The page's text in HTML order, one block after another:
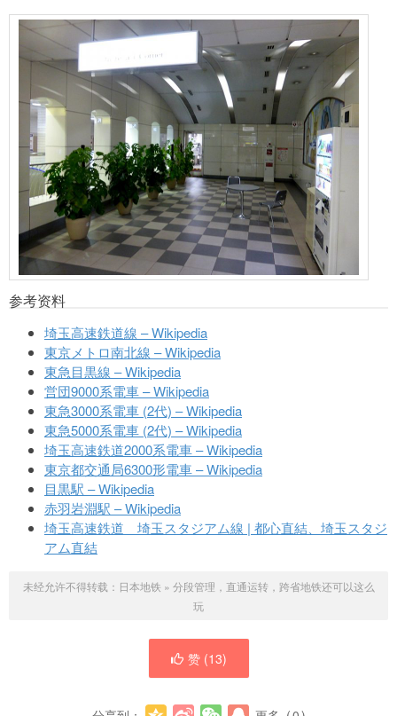
参考资料
埼玉高速鉄道線 – Wikipedia
東京メトロ南北線 – Wikipedia
東急目黒線 – Wikipedia
営団9000系電車 – Wikipedia
東急3000系電車 (2代) – Wikipedia
東急5000系電車 (2代) – Wikipedia
埼玉高速鉄道2000系電車 – Wikipedia
東京都交通局6300形電車 – Wikipedia
目黒駅 – Wikipedia
赤羽岩淵駅 – Wikipedia
埼玉高速鉄道 埼玉スタジアム線 | 都心直結、埼玉スタジ
アム直結
未经允许不得转载： 日本地铁 » 分段管理，直通运转，跨省地铁还可以这么
玩
赞 (13)